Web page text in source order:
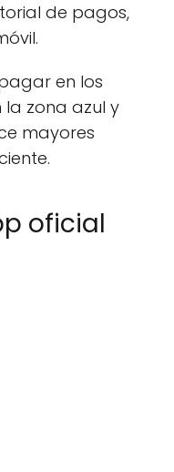
de pagos,
en los
zona azul y
mayores
oficial